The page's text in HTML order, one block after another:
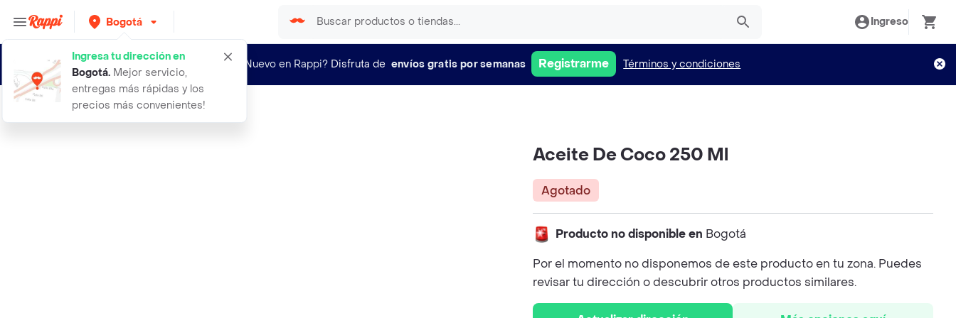
Bogotá
Ingresa tu dirección en
Bogotá. Mejor servicio,
entregas más rápidas y los
precios más convenientes!
Ingreso
¿Nuevo en Rappi? Disfruta de envíos gratis por semanas Registrarme Términos y condiciones
aceite de coco 250 ml
Aceite De Coco 250 Ml
Agotado
Producto no disponible en Bogotá
Por el momento no disponemos de este producto en tu zona. Puedes
revisar tu dirección o descubrir otros productos similares.